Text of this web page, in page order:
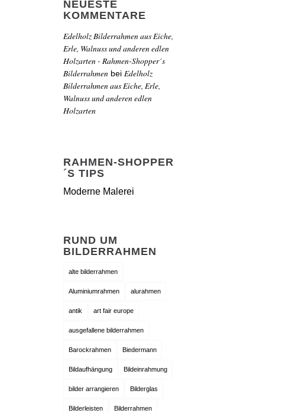
NEUESTE
KOMMENTARE
Edelholz Bilderrahmen aus Eiche,
Erle, Walnuss und anderen edlen
Holzarten - Rahmen-Shopper´s
Bilderrahmen beiEdelholz
Bilderrahmen aus Eiche, Erle,
Walnuss und anderen edlen
Holzarten
RAHMEN-SHOPPER
´S TIPS
Moderne Malerei
RUND UM
BILDERRAHMEN
alte bilderrahmen
Aluminiumrahmen alurahmen
antik art fair europe
ausgefallene bilderrahmen
Barockrahmen Biedermann
Bildaufhängung Bildeinrahmung
bilder arrangieren Bilderglas
Bilderleisten Bilderrahmen